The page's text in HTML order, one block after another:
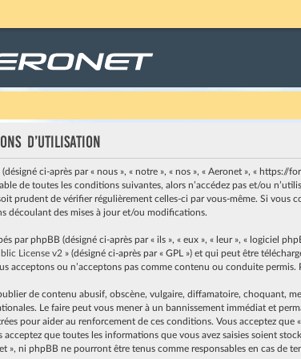
d’utilisation
ci-après par « nous », « notre », « nos », « Aeronet », «
de toutes les conditions suivantes, alors n’accédez pas et/ou
prudent de vérifier régulièrement celles-ci par vous-même. Si vous
découlant des mises à jour et/ou modifications.
par phpBB (désigné ci-après par « ils », « eux », « leur », « logiciel
License v2 » (désigné ci-après par « GPL ») et qui peut être
acceptons ou n’acceptons pas comme contenu ou conduite
de contenu abusif, obscène, vulgaire, diffamatoire, choquant,
Le faire peut vous mener à un bannissement immédiat et
pour aider au renforcement de ces conditions. Vous acceptez
acceptez que toutes les informations que vous avez saisies soient
», ni phpBB ne pourront être tenus comme responsables en cas de